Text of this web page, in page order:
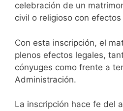
celebración de un
civil o religioso con efectos
Con esta inscripción, el
plenos efectos legales,
cónyuges como frente a
Administración.
La inscripción hace fe del